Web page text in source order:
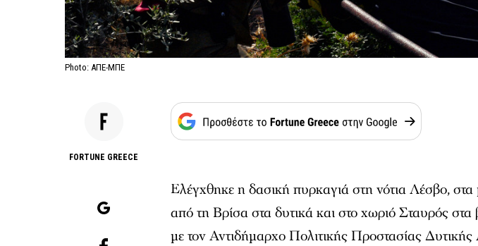
Photo: ΑΠΕ-ΜΠΕ
FORTUNE GREECE
Ελέγχθηκε η δασική πυρκαγιά στη νότια Λέσβο,
από τη Βρίσα στα δυτικά και στο χωριό Σταυρός
με τον Αντιδήμαρχο Πολιτικής Προστασίας